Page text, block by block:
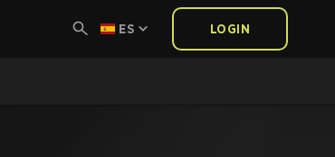
ES LOGIN